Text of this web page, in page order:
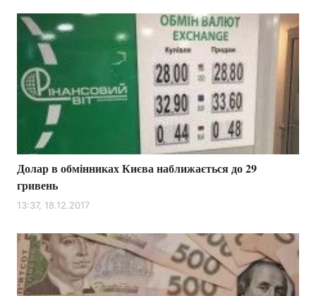
Долар в обмінниках Києва наближається до 29
гривень
13:37, 18.12.2017